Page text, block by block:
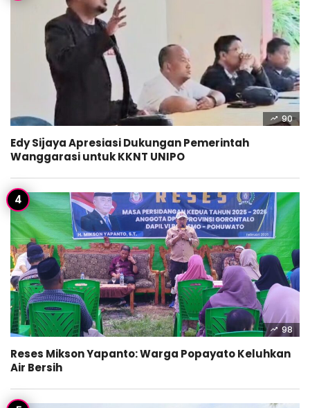
90
Edy Sijaya Apresiasi Dukungan Pemerintah
Wanggarasi untuk KKNT UNIPO
98
Reses Mikson Yapanto: Warga Popayato Keluhkan
Air Bersih